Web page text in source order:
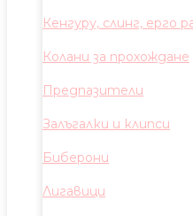
Кенгуру, слинг, ерго
Колани за прохождане
Предпазители
Залъгалки и клипси
Биберони
Лигавици